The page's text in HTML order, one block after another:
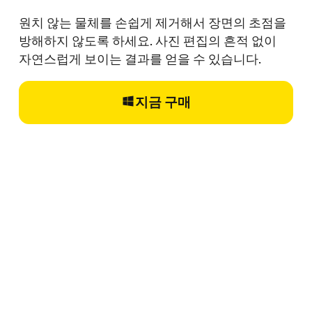
원치 않는 물체를 손쉽게 제거해서 장면의 초점을
방해하지 않도록 하세요. 사진 편집의 흔적 없이
자연스럽게 보이는 결과를 얻을 수 있습니다.
지금 구매